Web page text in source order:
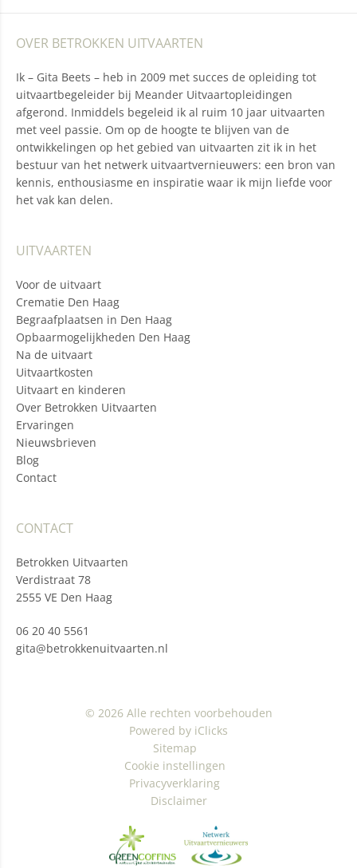
OVER BETROKKEN UITVAARTEN
Ik – Gita Beets – heb in 2009 met succes de opleiding tot
uitvaartbegeleider bij Meander Uitvaartopleidingen
afgerond. Inmiddels begeleid ik al ruim 10 jaar uitvaarten
met veel passie. Om op de hoogte te blijven van de
ontwikkelingen op het gebied van uitvaarten zit ik in het
bestuur van het netwerk uitvaartvernieuwers: een bron van
kennis, enthousiasme en inspiratie waar ik mijn liefde voor
het vak kan delen.
UITVAARTEN
Voor de uitvaart
Crematie Den Haag
Begraafplaatsen in Den Haag
Opbaarmogelijkheden Den Haag
Na de uitvaart
Uitvaartkosten
Uitvaart en kinderen
Over Betrokken Uitvaarten
Ervaringen
Nieuwsbrieven
Blog
Contact
CONTACT
Betrokken Uitvaarten
Verdistraat 78
2555 VE Den Haag
06 20 40 5561
gita@betrokkenuitvaarten.nl
© 2026 Alle rechten voorbehouden
Powered by iClicks
Sitemap
Cookie instellingen
Privacyverklaring
Disclaimer